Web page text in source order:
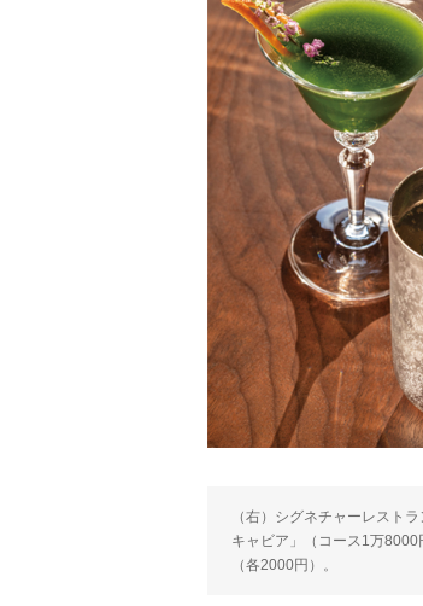
（右）シグネチャーレスト
キャビア」（コース1万8000
（各2000円）。